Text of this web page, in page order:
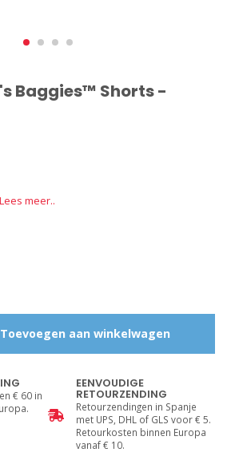
Baggies™ Shorts -
Lees meer..
Toevoegen aan winkelwagen
€ 60 in
EENVOUDIGE
RETOURZENDING
Retourzendingen in Spanje
met UPS, DHL of GLS voor € 5.
Retourkosten binnen Europa
vanaf € 10.